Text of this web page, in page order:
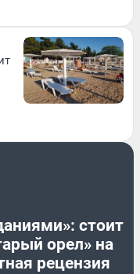
стоит
орел» на
рецензия